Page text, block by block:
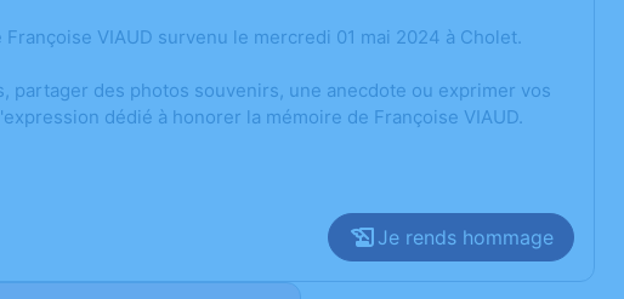
VIAUD survenu le mercredi 01 mai 2024 à Cholet.
des photos souvenirs, une anecdote ou exprimer vos
dédié à honorer la mémoire de Françoise VIAUD.
Je rends hommage